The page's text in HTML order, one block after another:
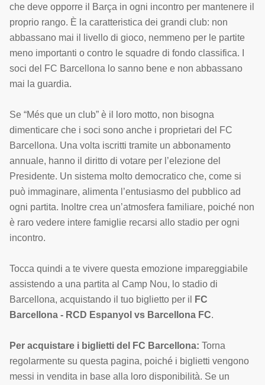
che deve opporre il Barça in ogni incontro per mantenere il
proprio rango. È la caratteristica dei grandi club: non
abbassano mai il livello di gioco, nemmeno per le partite
meno importanti o contro le squadre di fondo classifica. I
soci del FC Barcellona lo sanno bene e non abbassano
mai la guardia.
Se “Més que un club” è il loro motto, non bisogna
dimenticare che i soci sono anche i proprietari del FC
Barcellona. Una volta iscritti tramite un abbonamento
annuale, hanno il diritto di votare per l’elezione del
Presidente. Un sistema molto democratico che, come si
può immaginare, alimenta l’entusiasmo del pubblico ad
ogni partita. Inoltre crea un’atmosfera familiare, poiché non
è raro vedere intere famiglie recarsi allo stadio per ogni
incontro.
Tocca quindi a te vivere questa emozione impareggiabile
assistendo a una partita al Camp Nou, lo stadio di
Barcellona, acquistando il tuo biglietto per il
FC
Barcellona - RCD Espanyol vs Barcellona FC.
Per acquistare i biglietti del FC Barcellona: Torna
regolarmente su questa pagina, poiché i biglietti vengono
messi in vendita in base alla loro disponibilità. Se un